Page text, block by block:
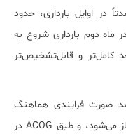
در اوایل بارداری، حدود
ماه دوم بارداری شروع به
و قابل‌تشخیص‌تر
صورت فرایندی هماهنگ
است که از هفته‌های ۴ تا ۸ پس از لقاح آغاز می‌شود، و طبق ACOG در